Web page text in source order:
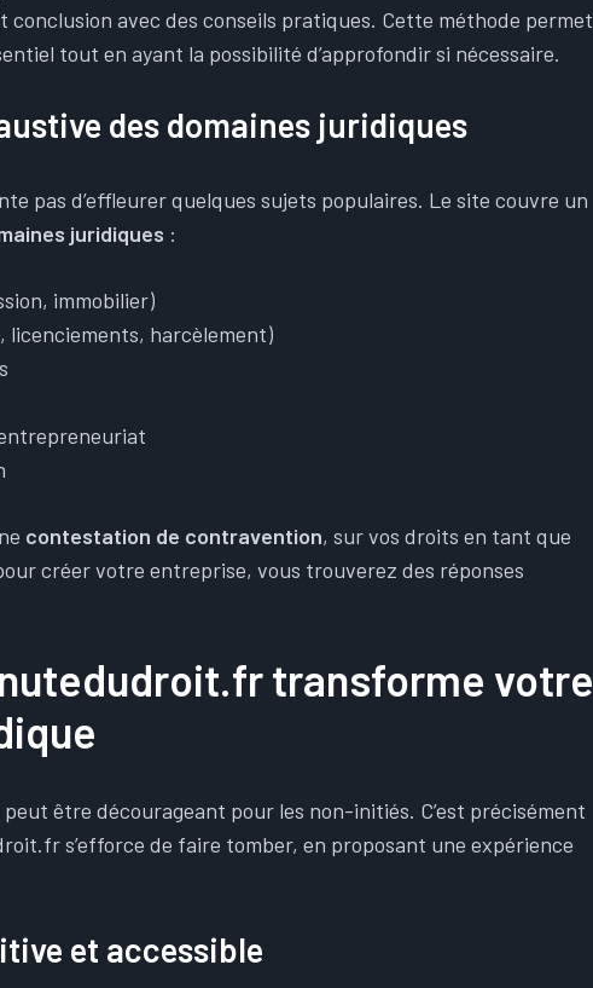
avec des conseils pratiques. Cette méthode permet
tout en ayant la possibilité d’approfondir si nécessaire.
des domaines juridiques
pas d’effleurer quelques sujets populaires. Le site couvre un
juridiques :
immobilier)
harcèlement)
contestation de contravention, sur vos droits en tant que
créer votre entreprise, vous trouverez des réponses
transforme votre
être décourageant pour les non-initiés. C’est précisément
s’efforce de faire tomber, en proposant une expérience
et accessible